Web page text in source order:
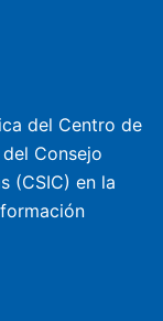
del Centro de
Consejo
(CSIC) en la